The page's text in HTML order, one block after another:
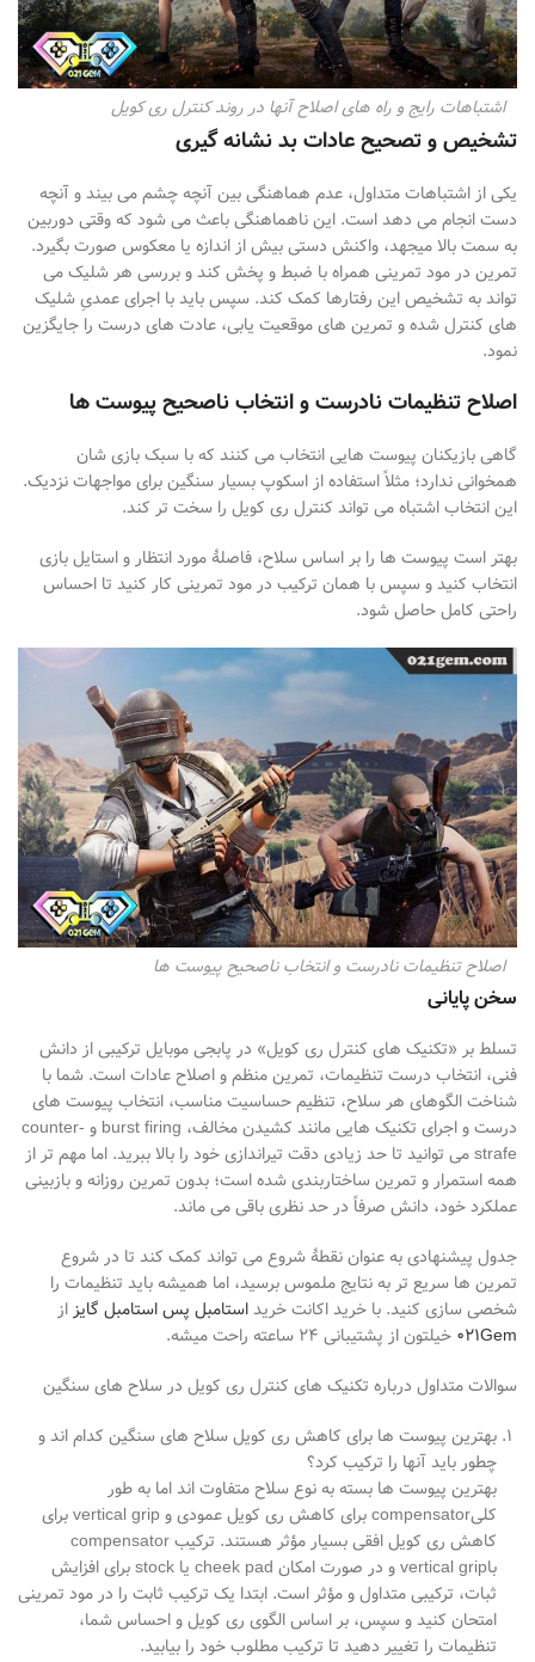
اشتباهات رایج و راه های اصلاح آنها در روند کنترل ری کویل
تشخیص و تصحیح عادات بد نشانه گیری
یکی از اشتباهات متداول، عدم هماهنگی بین آنچه چشم میبیند و آنچه
دست انجام می دهد است. این ناهماهنگی باعث میشود که وقتی دوربین
به سمت بالا میجهد، واکنش دستی بیش از اندازه یا معکوس صورت بگیرد.
تمرین در مود تمرینی همراه با ضبط و پخش کند و بررسی هر شلیک می
تواند به تشخیص این رفتارها کمک کند. سپس باید با اجرای عمدیِ شلیک
های کنترلشده و تمرین های موقعیت یابی، عادت های درست را جایگزین
نمود.
اصلاح تنظیمات نادرست و انتخاب ناصحیح پیوست ها
گاهی بازیکنان پیوست هایی انتخاب می کنند که با سبک بازیشان
همخوانی ندارد؛ مثلاً استفاده از اسکوپ بسیار سنگین برای مواجهات نزدیک.
این انتخاب اشتباه می تواند کنترل ری کویل را سخت تر کند.
بهتر است پیوست ها را بر اساس سلاح، فاصلهٔ مورد انتظار و استایل بازی
انتخاب کنید و سپس با همان ترکیب در مود تمرینی کار کنید تا احساس
راحتی کامل حاصل شود.
اصلاح تنظیمات نادرست و انتخاب ناصحیح پیوست ها
سخن پایانی
تسلط بر «تکنیک های کنترل ری کویل» در پابجی موبایل ترکیبی از دانش
فنی، انتخاب درست تنظیمات، تمرین منظم و اصلاح عادات است. شما با
شناخت الگوهای هر سلاح، تنظیم حساسیت مناسب، انتخاب پیوست های
درست و اجرای تکنیک هایی مانند کشیدن مخالف، burst firing و counter-
strafeمی توانید تا حد زیادی دقت تیراندازی خود را بالا ببرید. اما مهم تر از
همه استمرار و تمرین ساختاربندی شده است؛ بدون تمرین روزانه و بازبینی
عملکرد خود، دانش صرفاً در حد نظری باقی میماند.
جدول پیشنهادی به عنوان نقطهٔ شروع می تواند کمک کند تا در شروع
تمرین ها سریع تر به نتایج ملموس برسید، اما همیشه باید تنظیمات را
شخصیسازی کنید. با خرید اکانت خریداستامبل پس استامبل گایز از
021Gem خیلتون از پشتیبانی ۲۴ ساعته راحت میشه.
سوالات متداول درباره تکنیک های کنترل ری کویل در سلاح های سنگین
بهترین پیوست ها برای کاهش ری کویل سلاح های سنگین کدام اند و
چطور باید آنها را ترکیب کرد؟
بهترین پیوست ها بسته به نوع سلاح متفاوت اند اما به طور
کلیcompensatorبرای کاهش ری کویل عمودی و
برای
کاهش ری کویل افقی بسیار مؤثر هستند. ترکیب
باvertical gripو در صورت امکان یا
برای افزایش
ثبات، ترکیبی متداول و مؤثر است. ابتدا یک ترکیب ثابت را در مود تمرینی
امتحان کنید و سپس، بر اساس الگوی ری کویل و احساس شما،
تنظیمات را تغییر دهید تا ترکیب مطلوب خود را بیابید.